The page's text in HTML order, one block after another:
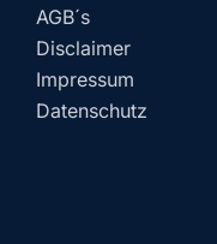
AGB´s
Disclaimer
Impressum
Datenschutz